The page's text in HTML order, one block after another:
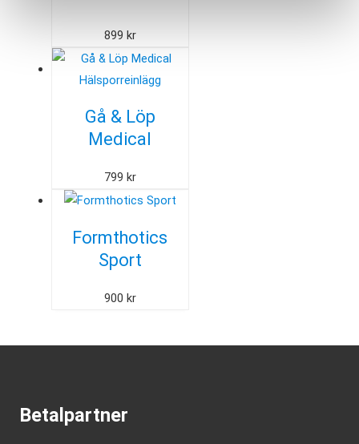
899 kr
Gå & Löp
Medical
799 kr
Formthotics
Sport
900 kr
Betalpartner